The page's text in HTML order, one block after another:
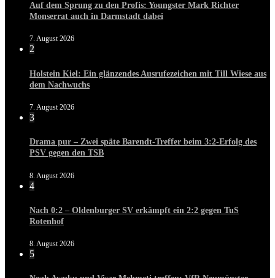
Auf dem Sprung zu den Profis: Youngster Mark Richter
Monserrat auch in Darmstadt dabei
7. August 2026
2
Holstein Kiel: Ein glänzendes Ausrufezeichen mit Till Wiese aus
dem Nachwuchs
7. August 2026
3
Drama pur – Zwei späte Barendt-Treffer beim 3:2-Erfolg des
PSV gegen den TSB
8. August 2026
4
Nach 0:2 – Oldenburger SV erkämpft ein 2:2 gegen TuS
Rotenhof
8. August 2026
5